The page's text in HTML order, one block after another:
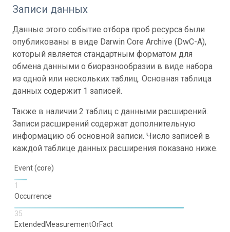
Записи данных
Данные этого событие отбора проб ресурса были
опубликованы в виде Darwin Core Archive (DwC-A),
который является стандартным форматом для
обмена данными о биоразнообразии в виде набора
из одной или нескольких таблиц. Основная таблица
данных содержит 1 записей.
Также в наличии 2 таблиц с данными расширений.
Записи расширений содержат дополнительную
информацию об основной записи. Число записей в
каждой таблице данных расширения показано ниже.
Event (core)
1
Occurrence
35
ExtendedMeasurementOrFact